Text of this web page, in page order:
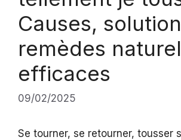
Causes,
remèdes
efficaces
09/02/2025
Se tourner, se retourner, tousser